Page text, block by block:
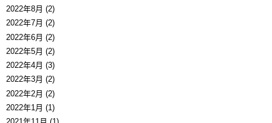
2022年8月 (2)
2022年7月 (2)
2022年6月 (2)
2022年5月 (2)
2022年4月 (3)
2022年3月 (2)
2022年2月 (2)
2022年1月 (1)